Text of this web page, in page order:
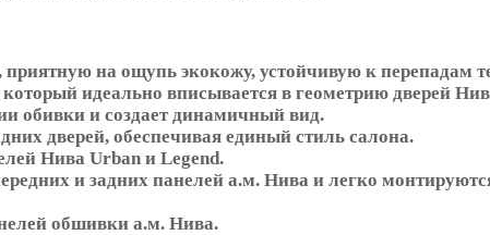
на ощупь экокожу, устойчивую к перепадам
идеально вписывается в геометрию дверей
обивки и создает динамичный вид.
дверей, обеспечивая единый стиль салона.
Нива Urban и Legend.
и задних панелей а.м. Нива и легко
обшивки а.м. Нива.